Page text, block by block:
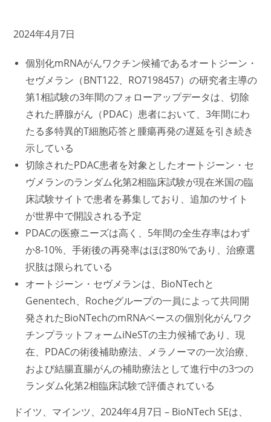
2024年4月7日
個別化mRNAがんワクチン候補であるオートジーン・
セヴメラン（BNT122、RO7198457）の研究者主導の
第1相試験の3年間のフォローアップデータは、切除
された膵腺がん（PDAC）患者において、3年間にわ
たる多特異的T細胞応答と腫瘍再発の遅延を引き続き
示している
切除されたPDAC患者を対象としたオートジーン・セ
ヴメランのランダム化第2相臨床試験が現在米国の臨
床試験サイトで患者を募集しており、追加のサイト
が世界中で開設される予定
PDACの医療ニーズは高く、5年間の全生存率はわず
か8-10%、手術後の再発率はほぼ80%であり、治療選
択肢は限られている
オートジーン・セヴメランは、BioNTechと
Genentech、Rocheグループの一員によって共同開
発されたBioNTechのmRNAベースの個別化がんワク
チンプラットフォームiNeSTの主力候補であり、現
在、PDACの術後補助療法、メラノーマの一次治療、
および結腸直腸がんの補助療法として進行中の3つの
ランダム化第2相臨床試験で評価されている
ドイツ、マインツ、2024年4月7日 – BioNTech SEは、